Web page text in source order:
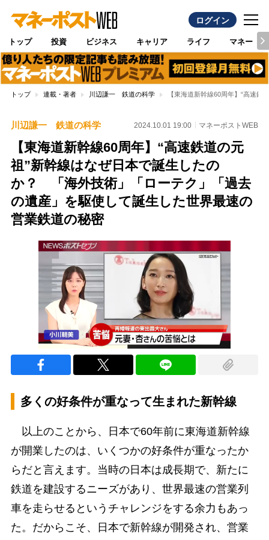
ログイン
トップ 投資 ビジネス キャリア ライフ マネー
トップ 連載・著者 川辺謙一 鉄道の科学 【東海道新幹線60周年】“高速
川辺謙一 鉄道の科学 2024.10.01 19:00 マネーポストWEB
【東海道新幹線60周年】“高速鉄道の元
祖”新幹線はなぜ日本で誕生したの
か？ 「海外技術」「ローテク」「過去
の遺産」を駆使して誕生した世界最速の
営業鉄道の秘密
多くの好条件が重なって生まれた新幹線
以上のことから、日本で60年前に東海道新幹線
が開業したのは、いくつかの好条件が重なったか
らだと言えます。当時の日本は成長期で、新たに
鉄道を建設するニーズがあり、世界最速の営業列
車を走らせるというチャレンジをする余力もあっ
た。だからこそ、日本で新幹線が開発され、営業